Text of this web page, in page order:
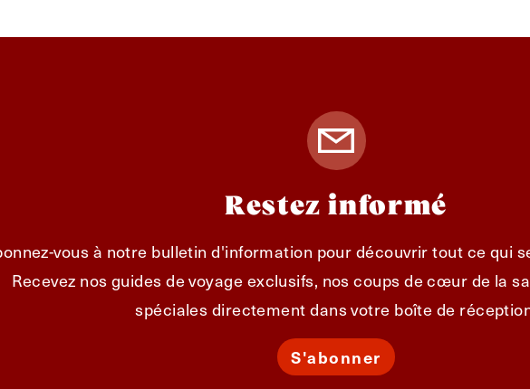
Restez informé
vous à notre bulletin d'information pour découvrir tout ce qui
Recevez nos guides de voyage exclusifs, nos coups de cœur de la
spéciales directement dans votre boîte de
S'abonner